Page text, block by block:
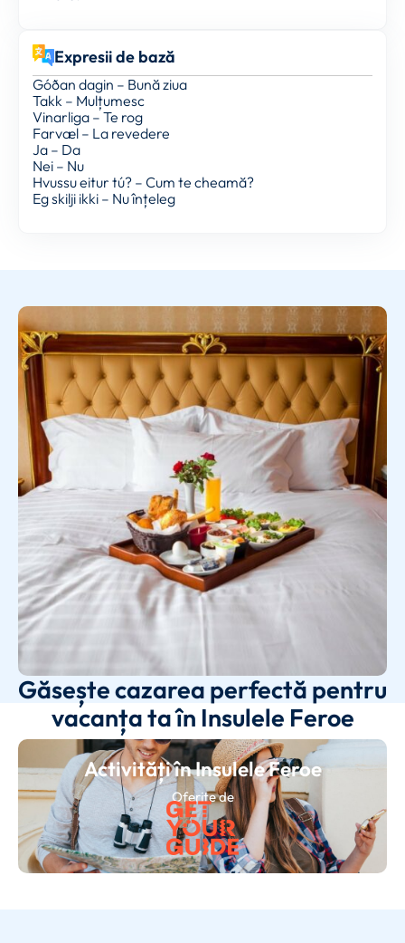
Expresii de bază
Góðan dagin – Bună ziua
Takk – Mulțumesc
Vinarliga – Te rog
Farvæl – La revedere
Ja – Da
Nei – Nu
Hvussu eitur tú? – Cum te cheamă?
Eg skilji ikki – Nu înțeleg
Găsește cazarea perfectă pentru
vacanța ta în Insulele Feroe
Activități în Insulele Feroe
Oferite de